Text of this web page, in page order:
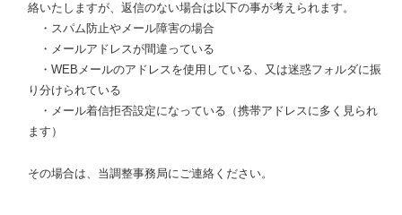
絡いたしますが、返信のない場合は以下の事が考えられます。
・スパム防止やメール障害の場合
・メールアドレスが間違っている
・WEBメールのアドレスを使用している、又は迷惑フォルダに振
り分けられている
・メール着信拒否設定になっている（携帯アドレスに多く見られ
ます）
その場合は、当調整事務局にご連絡ください。